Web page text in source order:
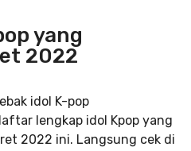
yang
2022
idol K-pop
lengkap idol Kpop yang
2022 ini. Langsung cek di